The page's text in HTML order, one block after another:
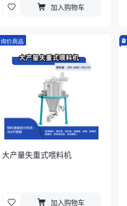
加入购物车
询价商品
大产量失重式喂料机
加入购物车